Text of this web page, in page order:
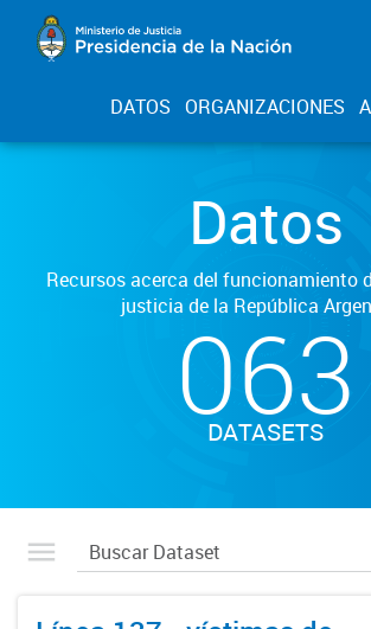
DATOS ORGANIZACIONES
Datos
Recursos acerca del funcionamiento
justicia de la República
063
DATASETS